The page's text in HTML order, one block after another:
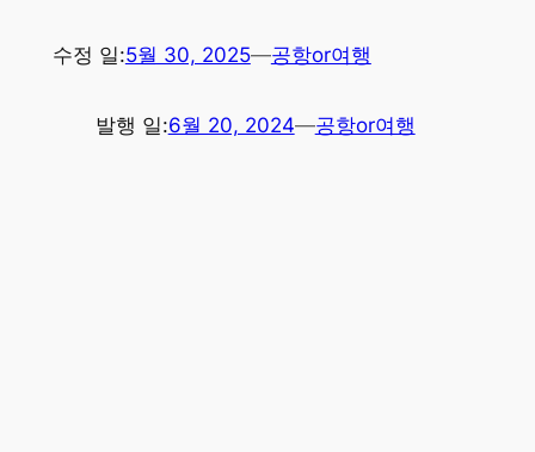
수정 일:5월 30, 2025—공항or여행
발행 일:6월 20, 2024—공항or여행